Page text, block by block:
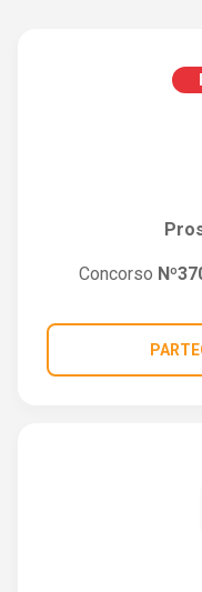
Concorso